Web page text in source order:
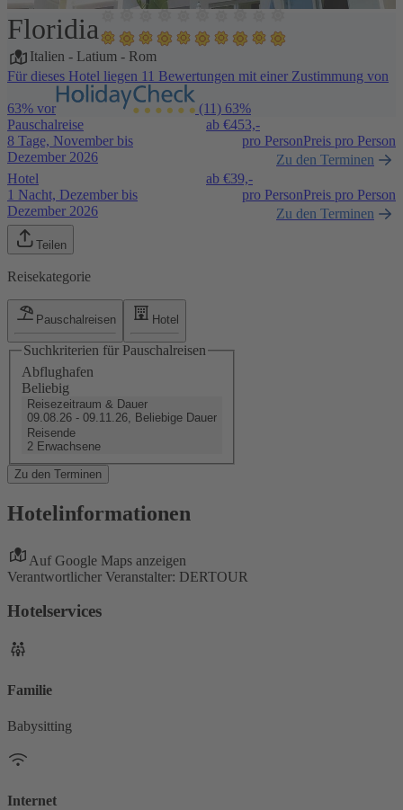
Floridia
Italien - Latium - Rom
Für dieses Hotel liegen 11 Bewertungen mit einer Zustimmung von
63% vor (11) 63%
Pauschalreise
8 Tage, November bis
Dezember 2026
ab €453,-
pro PersonPreis pro Person
Zu den Terminen
Hotel
1 Nacht, Dezember bis
Dezember 2026
ab €39,-
pro PersonPreis pro Person
Zu den Terminen
Teilen
Reisekategorie
Pauschalreisen Hotel
Suchkriterien für Pauschalreisen
Abflughafen
Beliebig
Reisezeitraum & Dauer
09.08.26 - 09.11.26, Beliebige Dauer
Reisende
2 Erwachsene
Zu den Terminen
Hotelinformationen
Auf Google Maps anzeigen
Verantwortlicher Veranstalter: DERTOUR
Hotelservices
Familie
Babysitting
Internet